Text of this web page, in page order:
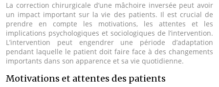
La correction chirurgicale d’une mâchoire inversée peut avoir
un impact important sur la vie des patients. Il est crucial de
prendre en compte les motivations, les attentes et les
implications psychologiques et sociologiques de l’intervention.
L’intervention peut engendrer une période d’adaptation
pendant laquelle le patient doit faire face à des changements
importants dans son apparence et sa vie quotidienne.
Motivations et attentes des patients